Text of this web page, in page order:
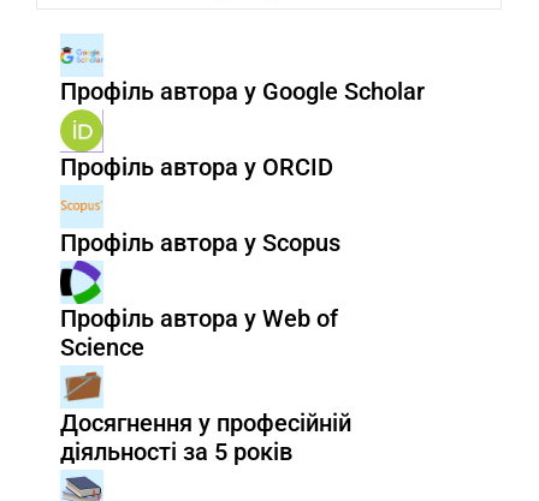
Профіль автора у Google Scholar
Профіль автора у ORCID
Профіль автора у Scopus
Профіль автора у Web of
Science
Досягнення у професійній
діяльності за 5 років